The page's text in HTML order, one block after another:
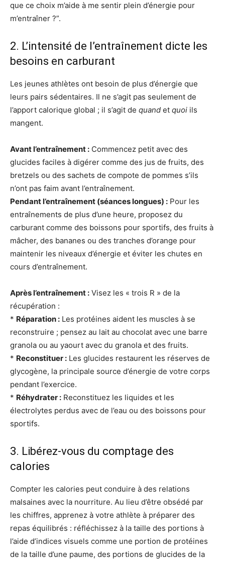
que ce choix m’aide à me sentir plein d’énergie pour
m’entraîner ?”.
2. L’intensité de l’entraînement dicte les
besoins en carburant
Les jeunes athlètes ont besoin de plus d’énergie que
leurs pairs sédentaires. Il ne s’agit pas seulement de
l’apport calorique global ; il s’agit de quand et quoi ils
mangent.
Avant l’entraînement : Commencez petit avec des
glucides faciles à digérer comme des jus de fruits, des
bretzels ou des sachets de compote de pommes s’ils
n’ont pas faim avant l’entraînement.
Pendant l’entraînement (séances longues) : Pour les
entraînements de plus d’une heure, proposez du
carburant comme des boissons pour sportifs, des fruits à
mâcher, des bananes ou des tranches d’orange pour
maintenir les niveaux d’énergie et éviter les chutes en
cours d’entraînement.
Après l’entraînement : Visez les « trois R » de la
récupération :
* Réparation : Les protéines aident les muscles à se
reconstruire ; pensez au lait au chocolat avec une barre
granola ou au yaourt avec du granola et des fruits.
* Reconstituer : Les glucides restaurent les réserves de
glycogène, la principale source d’énergie de votre corps
pendant l’exercice.
* Réhydrater : Reconstituez les liquides et les
électrolytes perdus avec de l’eau ou des boissons pour
sportifs.
3. Libérez-vous du comptage des
calories
Compter les calories peut conduire à des relations
malsaines avec la nourriture. Au lieu d’être obsédé par
les chiffres, apprenez à votre athlète à préparer des
repas équilibrés : réfléchissez à la taille des portions à
l’aide d’indices visuels comme une portion de protéines
de la taille d’une paume, des portions de glucides de la